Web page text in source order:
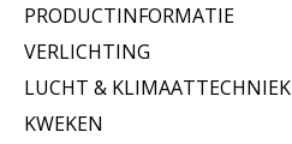
PRODUCTINFORMATIE
VERLICHTING
LUCHT & KLIMAATTECHNIEK
KWEKEN